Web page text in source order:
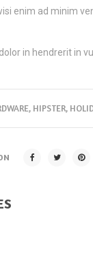
enim ad minim
in hendrerit in
, HIPSTER,